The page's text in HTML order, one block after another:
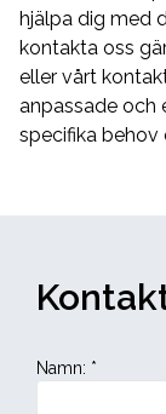
hjälpa dig med
kontakta oss
eller vårt
anpassade och
specifika behov
Namn: *